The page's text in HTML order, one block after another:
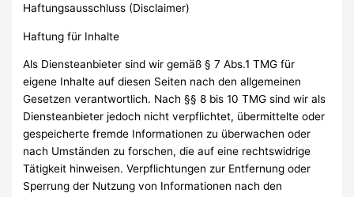
Haftungsausschluss (Disclaimer)
Haftung für Inhalte
Als Diensteanbieter sind wir gemäß § 7 Abs.1 TMG für
eigene Inhalte auf diesen Seiten nach den allgemeinen
Gesetzen verantwortlich. Nach §§ 8 bis 10 TMG sind wir als
Diensteanbieter jedoch nicht verpflichtet, übermittelte oder
gespeicherte fremde Informationen zu überwachen oder
nach Umständen zu forschen, die auf eine rechtswidrige
Tätigkeit hinweisen. Verpflichtungen zur Entfernung oder
Sperrung der Nutzung von Informationen nach den